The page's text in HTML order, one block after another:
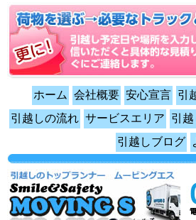
ホーム 会社概要 安心宣言 引
引越しの流れ サービスエリア 引
引越しブログ